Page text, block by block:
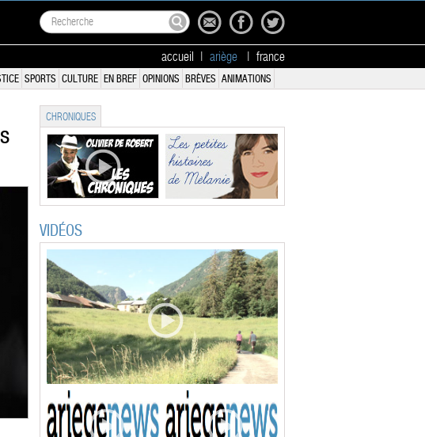
accueil ariège france
SPORTS CULTURE EN BREF OPINIONS BRÈVES ANIMATIONS
CHRONIQUES
VIDÉOS